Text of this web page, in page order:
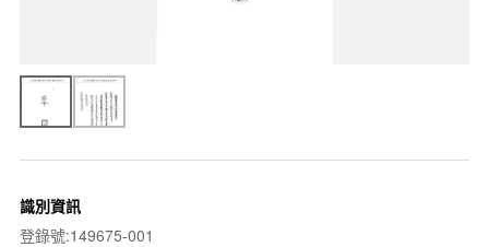
識別資訊
登錄號:149675-001